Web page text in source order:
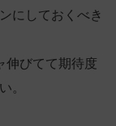
にしておくべき
伸びてて期待度
。